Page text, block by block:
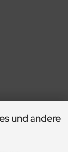
und andere